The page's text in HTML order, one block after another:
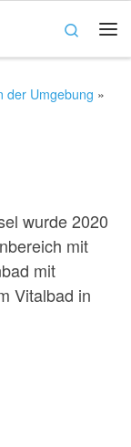
Search
der Umgebung »
wurde 2020
mit
mit
Vitalbad in